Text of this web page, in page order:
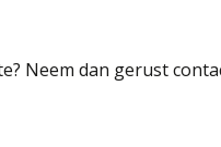
Neem dan gerust